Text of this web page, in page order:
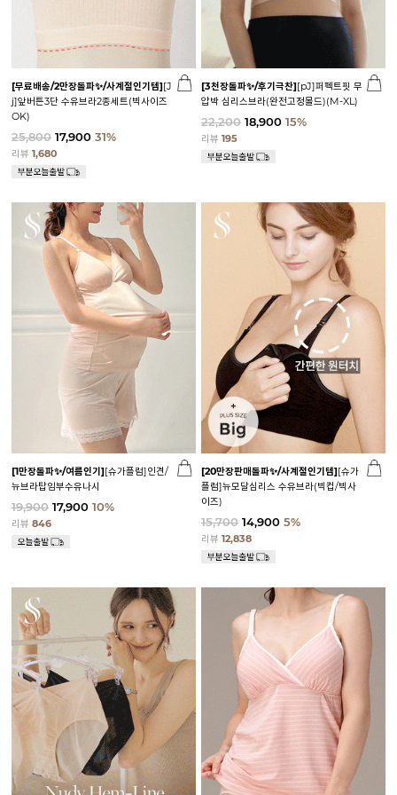
[무료배송/2만장돌파✨/사계절인기템][J
j]앞버튼3단 수유브라2종세트(빅사이즈
OK)
25,800 17,900 31%
리뷰 1,680
[3천장돌파✨/후기극찬][pJ]퍼펙트핏 무
압박 심리스브라(완전고정몰드)(M-XL)
22,200 18,900 15%
리뷰 195
[1만장돌파✨/여름인기][슈가플럼]인견/
뉴브라탑임부수유나시
19,900 17,900 10%
리뷰 846
[20만장판매돌파✨/사계절인기템][슈가
플럼]뉴모달심리스 수유브라(빅컵/빅사
이즈)
15,700 14,900 5%
리뷰 12,838